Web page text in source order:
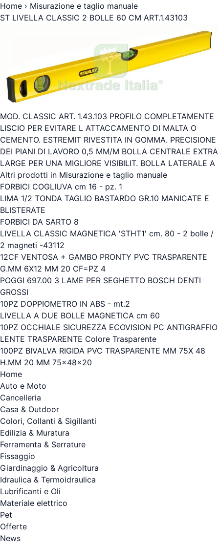
Home › Misurazione e taglio manuale
ST LIVELLA CLASSIC 2 BOLLE 60 CM ART.1.43103
MOD. CLASSIC ART. 1.43.103 PROFILO COMPLETAMENTE
LISCIO PER EVITARE L ATTACCAMENTO DI MALTA O
CEMENTO. ESTREMIT RIVESTITA IN GOMMA. PRECISIONE
DEI PIANI DI LAVORO 0,5 MM/M BOLLA CENTRALE EXTRA
LARGE PER UNA MIGLIORE VISIBILIT. BOLLA LATERALE A
Altri prodotti in Misurazione e taglio manuale
FORBICI COGLIUVA cm 16 - pz. 1
LIMA 1/2 TONDA TAGLIO BASTARDO GR.10 MANICATE E
BLISTERATE
FORBICI DA SARTO 8
LIVELLA CLASSIC MAGNETICA 'STHT1' cm. 80 - 2 bolle /
2 magneti -43112
12CF VENTOSA + GAMBO PRONTY PVC TRASPARENTE
G.MM 6X12 MM 20 CF=PZ 4
POGGI 697.00 3 LAME PER SEGHETTO BOSCH DENTI
GROSSI
10PZ DOPPIOMETRO IN ABS - mt.2
LIVELLA A DUE BOLLE MAGNETICA cm 60
10PZ OCCHIALE SICUREZZA ECOVISION PC ANTIGRAFFIO
LENTE TRASPARENTE Colore Trasparente
100PZ BIVALVA RIGIDA PVC TRASPARENTE MM 75X 48
H.MM 20 MM 75x48x20
Home
Auto e Moto
Cancelleria
Casa & Outdoor
Colori, Collanti & Sigillanti
Edilizia & Muratura
Ferramenta & Serrature
Fissaggio
Giardinaggio & Agricoltura
Idraulica & Termoidraulica
Lubrificanti e Oli
Materiale elettrico
Pet
Offerte
News